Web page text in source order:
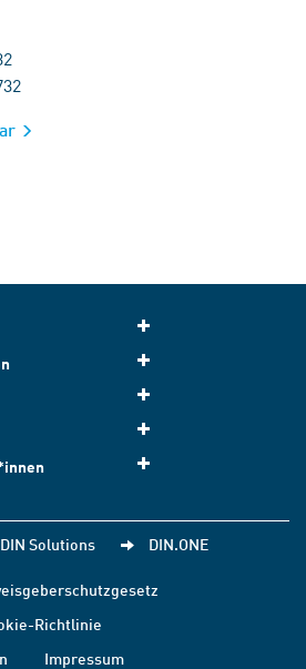
DIN Solutions DIN.ONE
Richtlinie
Impressum